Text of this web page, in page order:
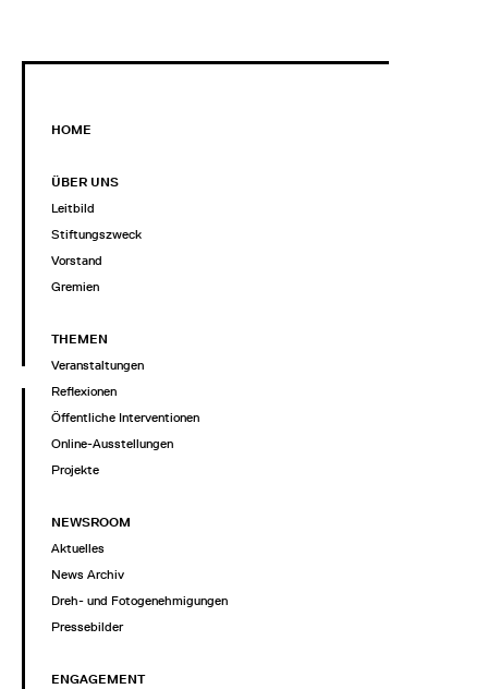
HOME
ÜBER UNS
Leitbild
Stiftungszweck
Vorstand
Gremien
THEMEN
Veranstaltungen
Reflexionen
Öffentliche Interventionen
Online-Ausstellungen
Projekte
NEWSROOM
Aktuelles
News Archiv
Dreh- und Fotogenehmigungen
Pressebilder
ENGAGEMENT